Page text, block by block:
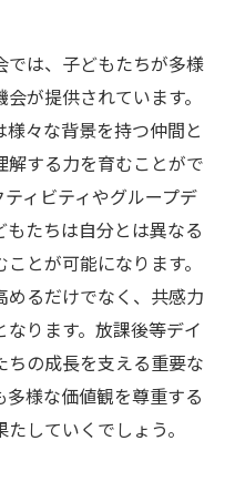
は、子どもたちが多様
が提供されています。
々な背景を持つ仲間と
する力を育むことがで
ィビティやグループデ
たちは自分とは異なる
とが可能になります。
めるだけでなく、共感力
ります。放課後等デイ
の成長を支える重要な
様な価値観を尊重する
していくでしょう。